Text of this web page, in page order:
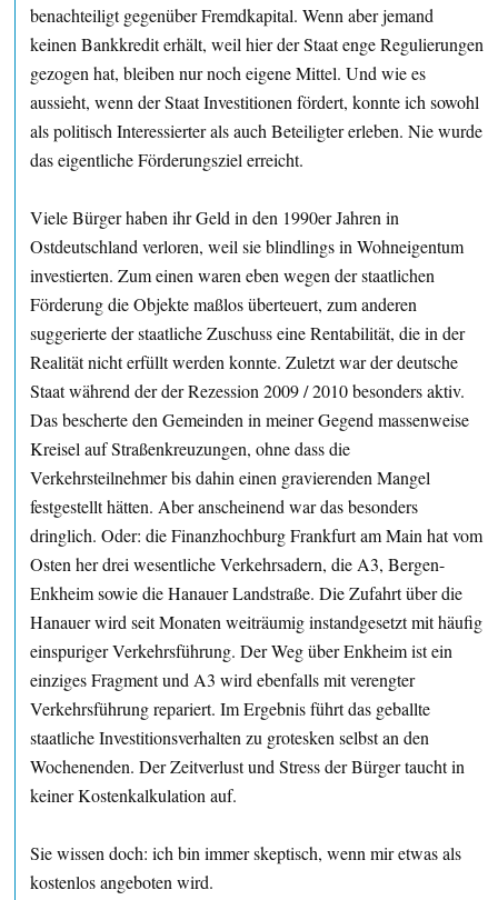
benachteiligt gegenüber Fremdkapital. Wenn aber jemand
keinen Bankkredit erhält, weil hier der Staat enge Regulierungen
gezogen hat, bleiben nur noch eigene Mittel. Und wie es
aussieht, wenn der Staat Investitionen fördert, konnte ich sowohl
als politisch Interessierter als auch Beteiligter erleben. Nie wurde
das eigentliche Förderungsziel erreicht.
Viele Bürger haben ihr Geld in den 1990er Jahren in
Ostdeutschland verloren, weil sie blindlings in Wohneigentum
investierten. Zum einen waren eben wegen der staatlichen
Förderung die Objekte maßlos überteuert, zum anderen
suggerierte der staatliche Zuschuss eine Rentabilität, die in der
Realität nicht erfüllt werden konnte. Zuletzt war der deutsche
Staat während der der Rezession 2009 / 2010 besonders aktiv.
Das bescherte den Gemeinden in meiner Gegend massenweise
Kreisel auf Straßenkreuzungen, ohne dass die
Verkehrsteilnehmer bis dahin einen gravierenden Mangel
festgestellt hätten. Aber anscheinend war das besonders
dringlich. Oder: die Finanzhochburg Frankfurt am Main hat vom
Osten her drei wesentliche Verkehrsadern, die A3, Bergen-
Enkheim sowie die Hanauer Landstraße. Die Zufahrt über die
Hanauer wird seit Monaten weiträumig instandgesetzt mit häufig
einspuriger Verkehrsführung. Der Weg über Enkheim ist ein
einziges Fragment und A3 wird ebenfalls mit verengter
Verkehrsführung repariert. Im Ergebnis führt das geballte
staatliche Investitionsverhalten zu grotesken selbst an den
Wochenenden. Der Zeitverlust und Stress der Bürger taucht in
keiner Kostenkalkulation auf.
Sie wissen doch: ich bin immer skeptisch, wenn mir etwas als
kostenlos angeboten wird.